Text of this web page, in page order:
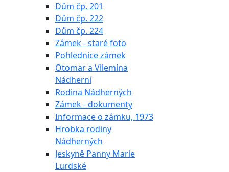
Dům čp. 201
Dům čp. 222
Dům čp. 224
Zámek - staré foto
Pohlednice zámek
Otomar a Vilemína
Nádherní
Rodina Nádherných
Zámek - dokumenty
Informace o zámku, 1973
Hrobka rodiny
Nádherných
Jeskyně Panny Marie
Lurdské